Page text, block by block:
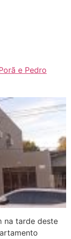
e Pedro
na tarde deste